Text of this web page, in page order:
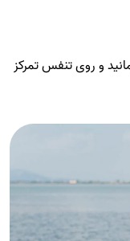
و روی تنفس تمرکز